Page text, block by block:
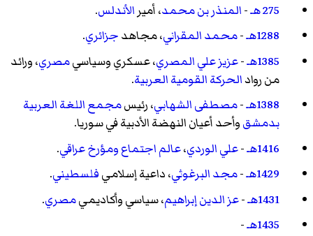
275 هـ -المنذر بن محمد، أمير الأندلس.
1288هـ
-محمد المقراني، مجاهدجزائري.
1385هـ
-عزيز علي المصري، عسكري وسياسيمصري، ورائد
من روادالحركة القومية العربية.
1388هـ
-مصطفى الشهابي، رئيسمجمع اللغة العربية
بدمشقوأحد أعيان النهضة الأدبية في سوريا.
1416هـ
-علي الوردي،عالم اجتماعومؤرخعراقي.
1429هـ
-مجد البرغوثي، داعية إسلاميفلسطيني.
1431هـ
-عز الدين إبراهيم، سياسي وأكاديميمصري.
1435هـ
-